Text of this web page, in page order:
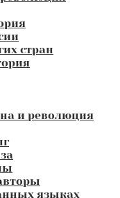
стран
и революция
языках